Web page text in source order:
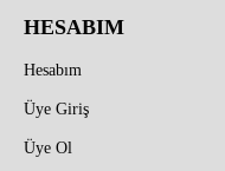
HESABIM
Hesabım
Üye Giriş
Üye Ol